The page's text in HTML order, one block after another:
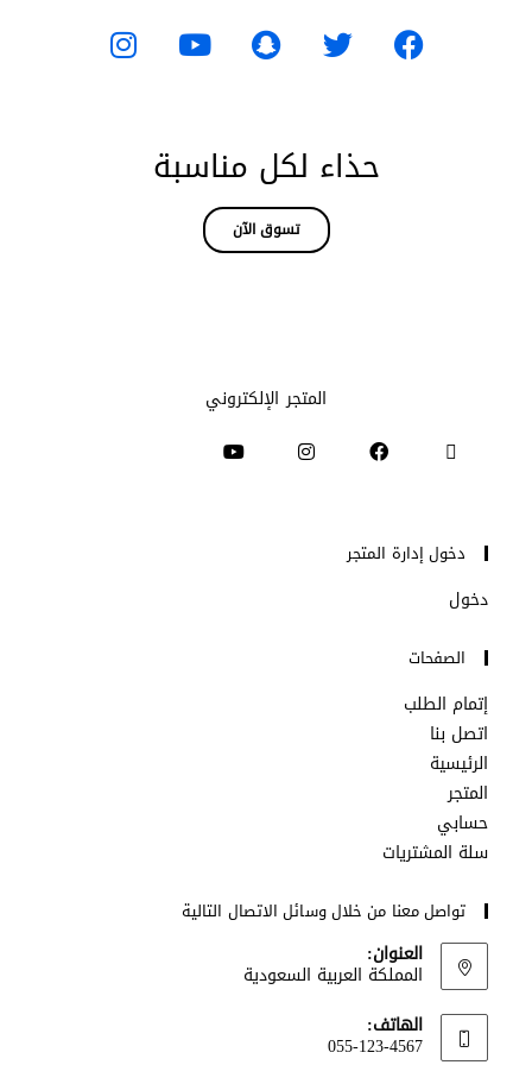
حذاء لكل مناسبة
تسوق الآن
المتجر الإلكتروني
دخول إدارة المتجر
دخول
الصفحات
إتمام الطلب
اتصل بنا
الرئيسية
المتجر
حسابي
سلة المشتريات
تواصل معنا من خلال وسائل الاتصال التالية
العنوان:
المملكة العربية السعودية
الهاتف:
055-123-4567